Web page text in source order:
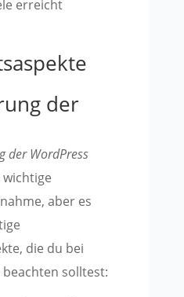
erreicht
der
der WordPress
aber es
die du bei
beachten solltest: